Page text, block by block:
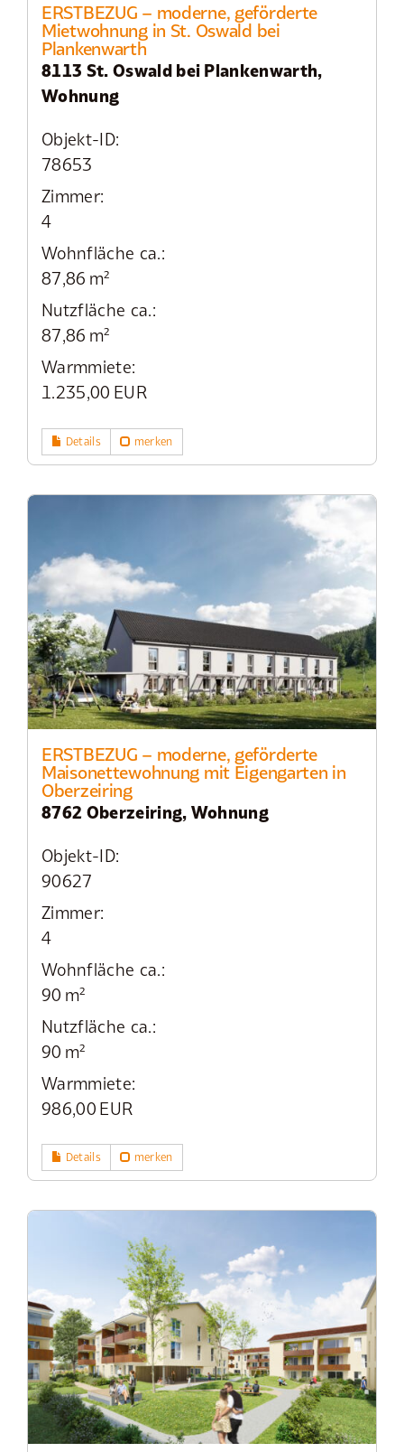
ERSTBEZUG – moderne, geförderte
Mietwohnung in St. Oswald bei
Plankenwarth
8113 St. Oswald bei Plankenwarth,
Wohnung
Objekt-ID:
78653
Zimmer:
4
Wohnfläche ca.:
87,86 m²
Nutzfläche ca.:
87,86 m²
Warmmiete:
1.235,00 EUR
Details merken
ERSTBEZUG – moderne, geförderte
Maisonettewohnung mit Eigengarten in
Oberzeiring
8762 Oberzeiring, Wohnung
Objekt-ID:
90627
Zimmer:
4
Wohnfläche ca.:
90 m²
Nutzfläche ca.:
90 m²
Warmmiete:
986,00 EUR
Details merken